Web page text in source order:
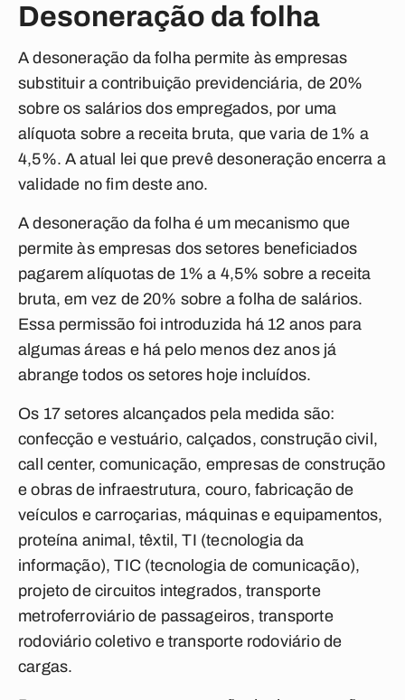
Desoneração da folha
A desoneração da folha permite às empresas
substituir a contribuição previdenciária, de 20%
sobre os salários dos empregados, por uma
alíquota sobre a receita bruta, que varia de 1% a
4,5%. A atual lei que prevê desoneração encerra a
validade no fim deste ano.
A desoneração da folha é um mecanismo que
permite às empresas dos setores beneficiados
pagarem alíquotas de 1% a 4,5% sobre a receita
bruta, em vez de 20% sobre a folha de salários.
Essa permissão foi introduzida há 12 anos para
algumas áreas e há pelo menos dez anos já
abrange todos os setores hoje incluídos.
Os 17 setores alcançados pela medida são:
confecção e vestuário, calçados, construção civil,
call center, comunicação, empresas de construção
e obras de infraestrutura, couro, fabricação de
veículos e carroçarias, máquinas e equipamentos,
proteína animal, têxtil, TI (tecnologia da
informação), TIC (tecnologia de comunicação),
projeto de circuitos integrados, transporte
metroferroviário de passageiros, transporte
rodoviário coletivo e transporte rodoviário de
cargas.